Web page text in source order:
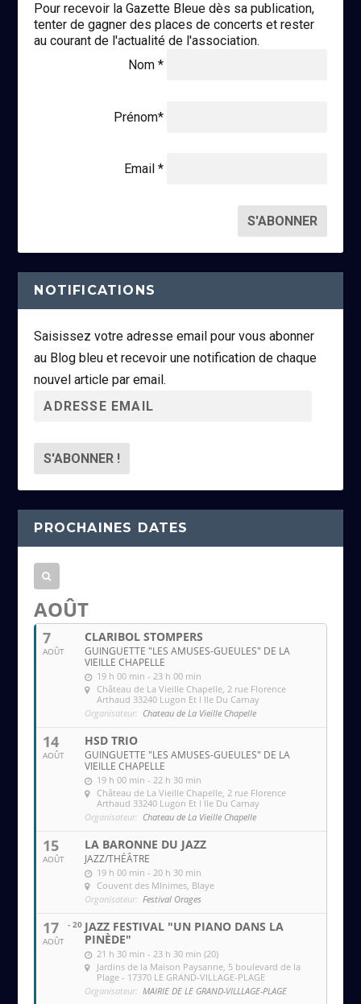
Pour recevoir la Gazette Bleue dès sa publication,
tenter de gagner des places de concerts et rester
au courant de l'actualité de l'association.
Nom *
Prénom*
Email *
NOTIFICATIONS
Saisissez votre adresse email pour vous abonner
au Blog bleu et recevoir une notification de chaque
nouvel article par email.
r
s
s
e
m
i
PROCHAINES DATES
AOÛT
7
AOÛT
CLARIBOL STOMPERS
GUINGUETTE "LES AMUSES-GUEULES" DE LA
VIEILLE CHAPELLE
19 h 00 min - 23 h 00 min
Château de La Vieille Chapelle , 2 rue Florence
Arthaud 33240 Lugon Et l Ile Du Carnay
Organisateur: Chateau de La Vieille Chapelle
14
AOÛT
HSD TRIO
GUINGUETTE "LES AMUSES-GUEULES" DE LA
VIEILLE CHAPELLE
19 h 00 min - 22 h 30 min
Château de La Vieille Chapelle , 2 rue Florence
Arthaud 33240 Lugon Et l Ile Du Carnay
Organisateur: Chateau de La Vieille Chapelle
15
AOÛT
LA BARONNE DU JAZZ
JAZZ/THÉÂTRE
19 h 00 min - 20 h 30 min
Couvent des MInimes , Blaye
Organisateur: Festival Orages
17
AOÛT
- 20 JAZZ FESTIVAL "UN PIANO DANS LA
PINÈDE"
21 h 30 min - 23 h 30 min (20)
Jardins de la Maison Paysanne , 5 boulevard de la
Plage - 17370 LE GRAND-VILLAGE-PLAGE
Organisateur: MAIRIE DE LE GRAND-VILLLAGE-PLAGE